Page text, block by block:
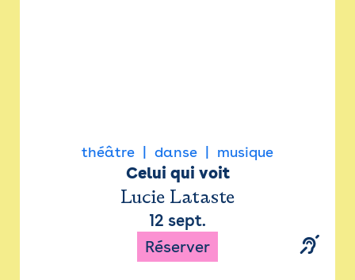
théâtre danse musique
Celui qui voit
Lucie Lataste
12 sept.
Réserver